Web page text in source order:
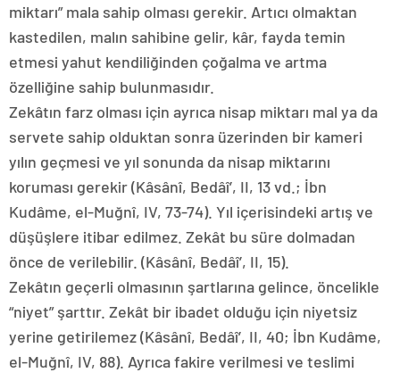
miktarı” mala sahip olması gerekir. Artıcı olmaktan
kastedilen, malın sahibine gelir, kâr, fayda temin
etmesi yahut kendiliğinden çoğalma ve artma
özelliğine sahip bulunmasıdır.
Zekâtın farz olması için ayrıca nisap miktarı mal ya da
servete sahip olduktan sonra üzerinden bir kameri
yılın geçmesi ve yıl sonunda da nisap miktarını
koruması gerekir (Kâsânî, Bedâî’, II, 13 vd.; İbn
Kudâme, el-Muğnî, IV, 73-74). Yıl içerisindeki artış ve
düşüşlere itibar edilmez. Zekât bu süre dolmadan
önce de verilebilir. (Kâsânî, Bedâî’, II, 15).
Zekâtın geçerli olmasının şartlarına gelince, öncelikle
“niyet” şarttır. Zekât bir ibadet olduğu için niyetsiz
yerine getirilemez (Kâsânî, Bedâî’, II, 40; İbn Kudâme,
el-Muğnî, IV, 88). Ayrıca fakire verilmesi ve teslimi